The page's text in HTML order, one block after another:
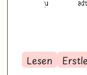
Lesen